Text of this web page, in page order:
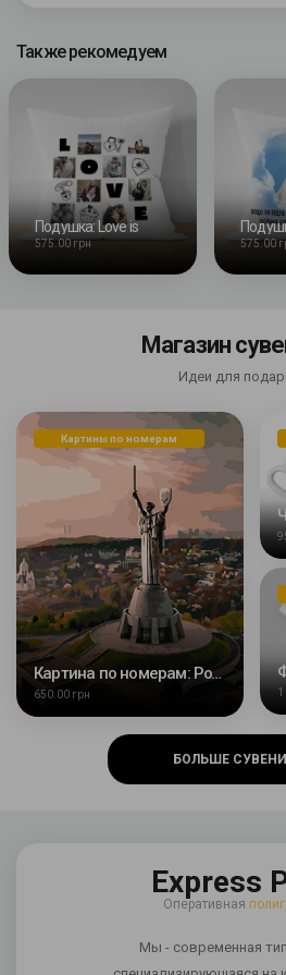
Также рекомедуем
Подушка: Love is
575.00 грн 575.00
Магазин
Идеи для
Картины по номерам
Картина по номерам: Родина мать
650.00 грн 1
БОЛЬШЕ
Express
Оперативная
Мы - современная